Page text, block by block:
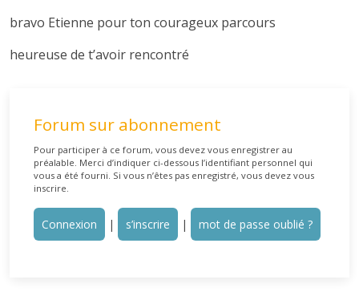
bravo Etienne pour ton courageux parcours
heureuse de t’avoir rencontré
Forum sur abonnement
Pour participer à ce forum, vous devez vous enregistrer au
préalable. Merci d’indiquer ci-dessous l’identifiant personnel qui
vous a été fourni. Si vous n’êtes pas enregistré, vous devez vous
inscrire.
Connexion | s’inscrire | mot de passe oublié ?